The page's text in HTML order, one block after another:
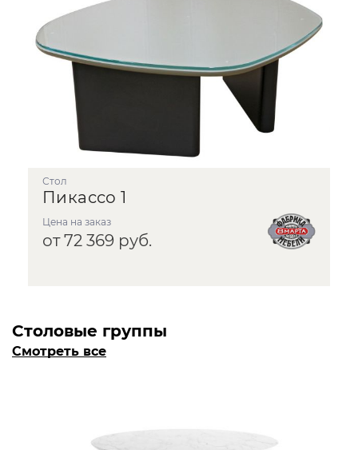
стол
Пикассо 1
Цена на заказ
от 72 369 руб.
Столовые группы
Смотреть все